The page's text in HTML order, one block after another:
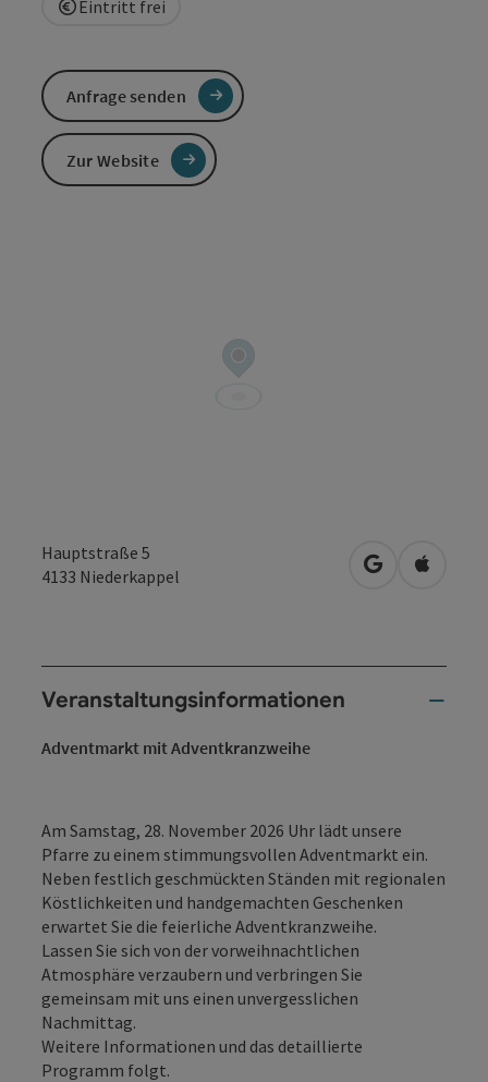
Eintritt frei
Hauptstraße 5
4133 Niederkappel in Google
in
Veranstaltungsinformationen
Adventmarkt mit Adventkranzweihe
Am Samstag, 28. November 2026 Uhr lädt unsere
Pfarre zu einem stimmungsvollen Adventmarkt ein.
Neben festlich geschmückten Ständen mit regionalen
Köstlichkeiten und handgemachten Geschenken
erwartet Sie die feierliche Adventkranzweihe.
Lassen Sie sich von der vorweihnachtlichen
Atmosphäre verzaubern und verbringen Sie
gemeinsam mit uns einen unvergesslichen
Nachmittag.
Weitere Informationen und das detaillierte
Programm folgt.
Anfrage senden
Zur Website